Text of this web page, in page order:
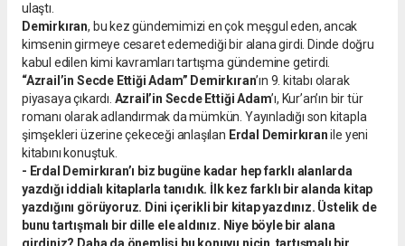
ulaştı.
Demirkıran, bu kez gündemimizi en çok meşgul eden, ancak
kimsenin girmeye cesaret edemediği bir alana girdi. Dinde doğru
kabul edilen kimi kavramları tartışma gündemine getirdi.
“Azrail’in Secde Ettiği Adam” Demirkıran’ın 9. kitabı olarak
piyasaya çıkardı. Azrail’in Secde Ettiği Adam’ı, Kur’an’ın bir tür
romanı olarak adlandırmak da mümkün. Yayınladığı son kitapla
şimşekleri üzerine çekeceği anlaşılan Erdal Demirkıranile yeni
kitabını konuştuk.
- Erdal Demirkıran’ı biz bugüne kadar hep farklı alanlarda
yazdığı iddialı kitaplarla tanıdık. İlk kez farklı bir alanda kitap
yazdığını görüyoruz. Dini içerikli bir kitap yazdınız. Üstelik de
bunu tartışmalı bir dille ele aldınız. Niye böyle bir alana